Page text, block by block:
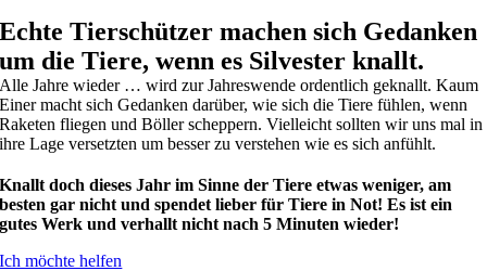
Echte Tierschützer machen sich Gedanken
um die Tiere, wenn es Silvester knallt.
Alle Jahre wieder … wird zur Jahreswende ordentlich geknallt. Kaum
Einer macht sich Gedanken darüber, wie sich die Tiere fühlen, wenn
Raketen fliegen und Böller scheppern. Vielleicht sollten wir uns mal in
ihre Lage versetzten um besser zu verstehen wie es sich anfühlt.
Knallt doch dieses Jahr im Sinne der Tiere etwas weniger, am
besten gar nicht und spendet lieber für Tiere in Not! Es ist ein
gutes Werk und verhallt nicht nach 5 Minuten wieder!
Ich möchte helfen